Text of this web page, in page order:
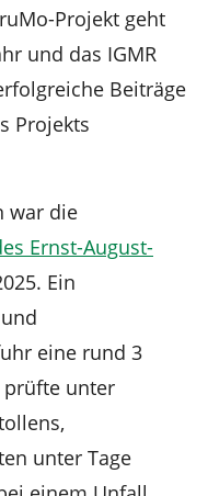
Projekt geht
und das IGMR
Beiträge
Projekts
war die
Ernst-August-
Ein
eine rund 3
prüfte unter
unter Tage